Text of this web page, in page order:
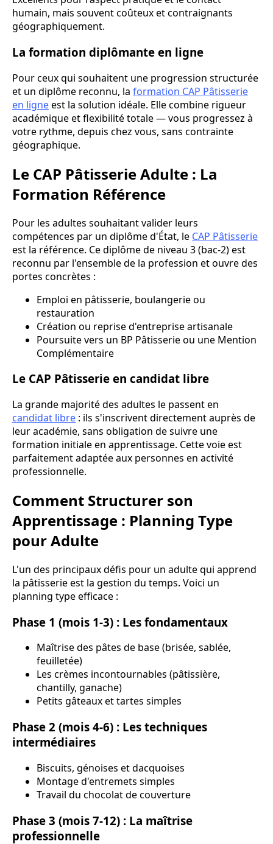
humain, mais souvent coûteux et contraignants
géographiquement.
La formation diplômante en ligne
Pour ceux qui souhaitent une progression structurée
et un diplôme reconnu, la formation CAP Pâtisserie
en ligneest la solution idéale. Elle combine rigueur
académique et flexibilité totale — vous progressez à
votre rythme, depuis chez vous, sans contrainte
géographique.
Le CAP Pâtisserie Adulte : La
Formation Référence
Pour les adultes souhaitant valider leurs
compétences par un diplôme d'État, le CAP Pâtisserie
est la référence. Ce diplôme de niveau 3 (bac-2) est
reconnu par l'ensemble de la profession et ouvre des
portes concrètes :
Emploi en pâtisserie, boulangerie ou
restauration
Création ou reprise d'entreprise artisanale
Poursuite vers un BP Pâtisserie ou une Mention
Complémentaire
Le CAP Pâtisserie en candidat libre
La grande majorité des adultes le passent en
candidat libre : ils s'inscrivent directement auprès de
leur académie, sans obligation de suivre une
formation initiale en apprentissage. Cette voie est
parfaitement adaptée aux personnes en activité
professionnelle.
Comment Structurer son
Apprentissage : Planning Type
pour Adulte
L'un des principaux défis pour un adulte qui apprend
la pâtisserie est la gestion du temps. Voici un
planning type efficace :
Phase 1 (mois 1-3) : Les fondamentaux
Maîtrise des pâtes de base (brisée, sablée,
feuilletée)
Les crèmes incontournables (pâtissière,
chantilly, ganache)
Petits gâteaux et tartes simples
Phase 2 (mois 4-6) : Les techniques
intermédiaires
Biscuits, génoises et dacquoises
Montage d'entremets simples
Travail du chocolat de couverture
Phase 3 (mois 7-12) : La maîtrise
professionnelle